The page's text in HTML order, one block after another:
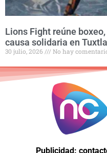
Lions Fight reúne
causa solidaria en Tuxtla
30 julio, 2026 No hay
Publicidad: